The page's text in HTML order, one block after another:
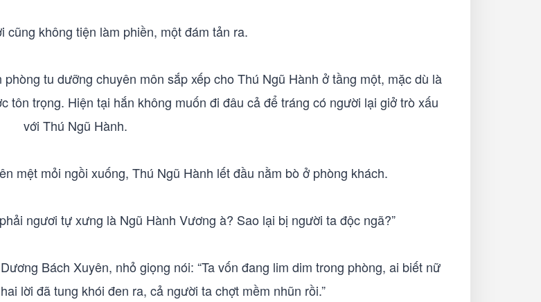
cũng không tiện làm phiền, một đám tản ra.
tu dưỡng chuyên môn sắp xếp cho Thú Ngũ Hành ở tầng một, mặc dù là
tôn trọng. Hiện tại hắn không muốn đi đâu cả để tráng có người lại giở trò xấu
với Thú Ngũ Hành.
mệt mỏi ngồi xuống, Thú Ngũ Hành lết đầu nằm bò ở phòng khách.
ngươi tự xưng là Ngũ Hành Vương à? Sao lại bị người ta độc ngã?”
Bách Xuyên, nhỏ giọng nói: “Ta vốn đang lim dim trong phòng, ai biết nữ
lời đã tung khói đen ra, cả người ta chợt mềm nhũn rồi.”